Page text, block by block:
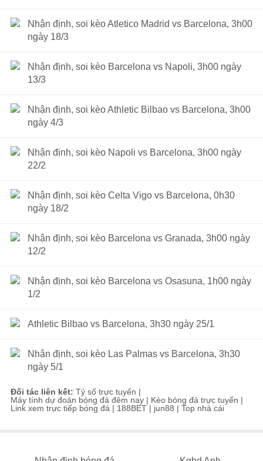
Nhận định, soi kèo Atletico Madrid vs Barcelona, 3h00
ngày 18/3
Nhận định, soi kèo Barcelona vs Napoli, 3h00 ngày
13/3
Nhận định, soi kèo Athletic Bilbao vs Barcelona, 3h00
ngày 4/3
Nhận định, soi kèo Napoli vs Barcelona, 3h00 ngày
22/2
Nhận định, soi kèo Celta Vigo vs Barcelona, 0h30
ngày 18/2
Nhận định, soi kèo Barcelona vs Granada, 3h00 ngày
12/2
Nhận định, soi kèo Barcelona vs Osasuna, 1h00 ngày
1/2
Athletic Bilbao vs Barcelona, 3h30 ngày 25/1
Nhận định, soi kèo Las Palmas vs Barcelona, 3h30
ngày 5/1
Đối tác liên kết: Tỷ số trực tuyến |
Máy tính dự đoán bóng đá đêm nay | Kèo bóng đá trực tuyến |
Link xem trực tiếp bóng đá | 188BET | jun88 | Top nhà cái